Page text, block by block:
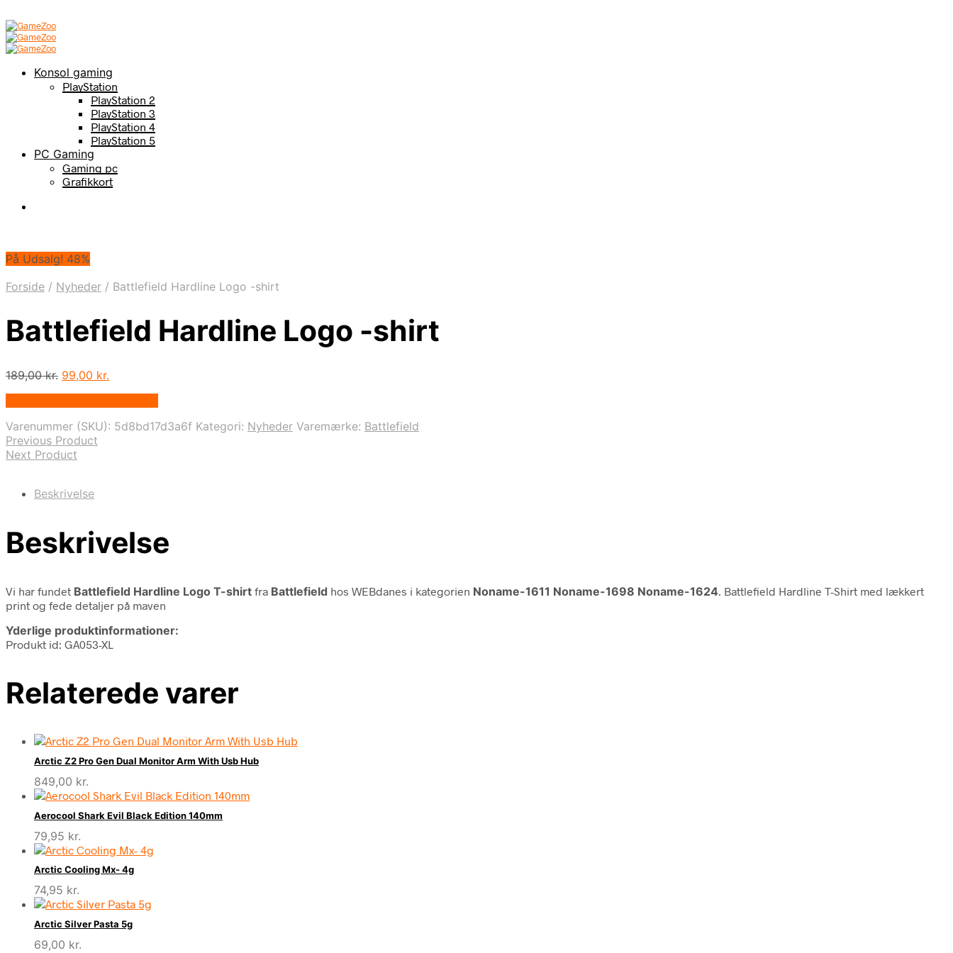
Konsol gaming
PlayStation
PlayStation 2
PlayStation 3
PlayStation 4
PlayStation 5
PC Gaming
Gaming pc
Grafikkort
På Udsalg! 48%
Forside / Nyheder / Battlefield Hardline Logo -shirt
Battlefield Hardline Logo -shirt
189,00kr. Den
189,00 kr..
99,00 kr.
99,00 kr..
Varenummer (SKU): 5d8bd17d3a6f Kategori: Nyheder Varemærke: Battlefield
Previous Product
Next Product
Beskrivelse
Beskrivelse
Vi har fundet Battlefield Hardline Logo T-shirt fra Battlefield hos WEBdanes i kategorien Noname-1611 Noname-1698 Noname-1624 . Battlefield Hardline T-Shirt med lækkert
print og fede detaljer på maven
Yderlige produktinformationer:
Produkt id: GA053-XL
Relaterede varer
Arctic Z2 Pro Gen Dual Monitor Arm With Usb Hub
849,00 kr.
Aerocool Shark Evil Black Edition 140mm
79,95 kr.
Arctic Cooling Mx- 4g
74,95 kr.
Arctic Silver Pasta 5g
69,00 kr.